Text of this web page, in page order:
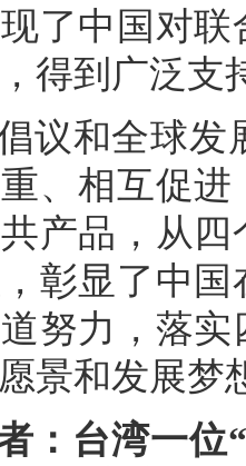
了中国对
得到广泛支
议和全球发
、相互促
产品，从
彰显了中
努力，落
景和发展梦
：台湾一位